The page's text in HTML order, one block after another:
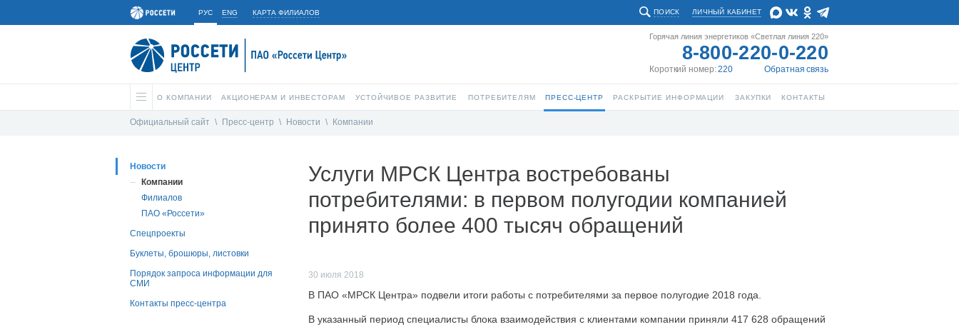
РУС ENG КАРТА ФИЛИАЛОВ ЛИЧНЫЙ КАБИНЕТ
ПОИСК
Горячая линия энергетиков «Светлая линия 220»
8-800-220-0-220
Короткий номер:220 Обратная связь
О КОМПАНИИ АКЦИОНЕРАМ И ИНВЕСТОРАМ УСТОЙЧИВОЕ РАЗВИТИЕ ПОТРЕБИТЕЛЯМ ПРЕСС-ЦЕНТР РАСКРЫТИЕ ИНФОРМАЦИИ ЗАКУПКИ КОНТАКТЫ
Официальный сайт \ Пресс-центр \ Новости \ Компании
Новости
Компании
Филиалов
ПАО «Россети»
Спецпроекты
Буклеты, брошюры, листовки
Порядок запроса информации для
СМИ
Контакты пресс-центра
Услуги МРСК Центра востребованы
потребителями: в первом полугодии компанией
принято более 400 тысяч обращений
30 июля 2018
В ПАО «МРСК Центра» подвели итоги работы с потребителями за первое полугодие 2018 года.
В указанный период специалисты блока взаимодействия с клиентами компании приняли 417 628 обращений